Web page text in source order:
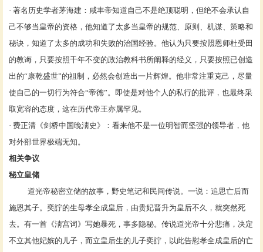
· 著名历史学者茅海建 ：咸丰帝知道自己不是绝顶聪明，但绝不会承认自
己不够当皇帝的资格，他知道了太多当皇帝的规范、原则、机谋、策略和
秘诀，知道了太多的成功和失败的治国经验。他认为只要按照恩师杜受田
的教诲，只要按照千年不变的政治教科书所阐释的经义，只要按照已创造
出的“康乾盛世”的祖制，必然会创造出一片辉煌。他非常注重克己，尽量
使自己的一切行为符合“帝德”。即使是对他个人的私行的批评，也最终采
取宽容的态度，这在历代帝王亦属罕见。
· 费正清 《剑桥中国晚淸史 》：看来他不是一位明智而坚强的领导者，他
对外部世界极端无知。
相关争议
秘立皇储
道光帝秘密立储的故事，野史笔记和民间传说。一说：追思亡后而
施恩其子。奕詝的生母孝全成皇后，由贵妃晋升为皇后不久，就突然死
去。有一首《淸宫词 》写她暴死，事多隐秘。传说道光帝十分悲痛，决定
不立其他妃嫔的儿子，而立皇后生的儿子奕詝，以此告慰孝全成皇后的亡